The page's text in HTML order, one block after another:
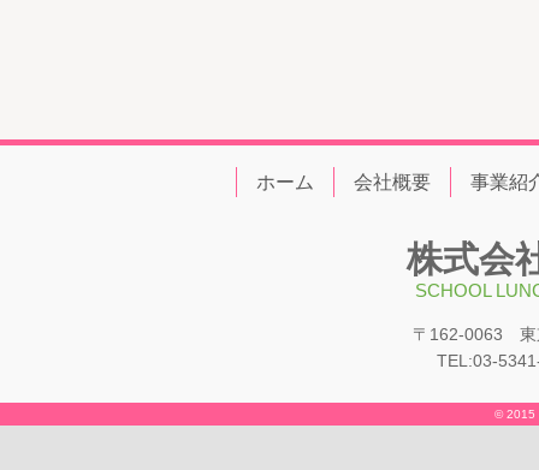
ホーム 会社概要 事業紹
株式会
SCHOOL
〒162-0063 東
TEL:03-
© 2015